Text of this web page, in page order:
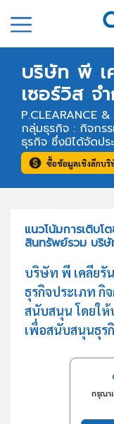
บริษัท พี เ
เซอร์วิส จ
P.CLEARANCE
กลุ่มธุรกิจ : กิจกร
ธุรกิจ ซึ่งมิได้จัดปร
ซื้อข้อมูลเชิงลึกบริ
แนวโน้มการเติบโ
สินทรัพย์รวม บริ
บริษัท พี เคลียรั
ธุรกิจประเภท กิ
สนับสนุน โดยให้
เพื่อสนับสนุนธุร
กรุณา